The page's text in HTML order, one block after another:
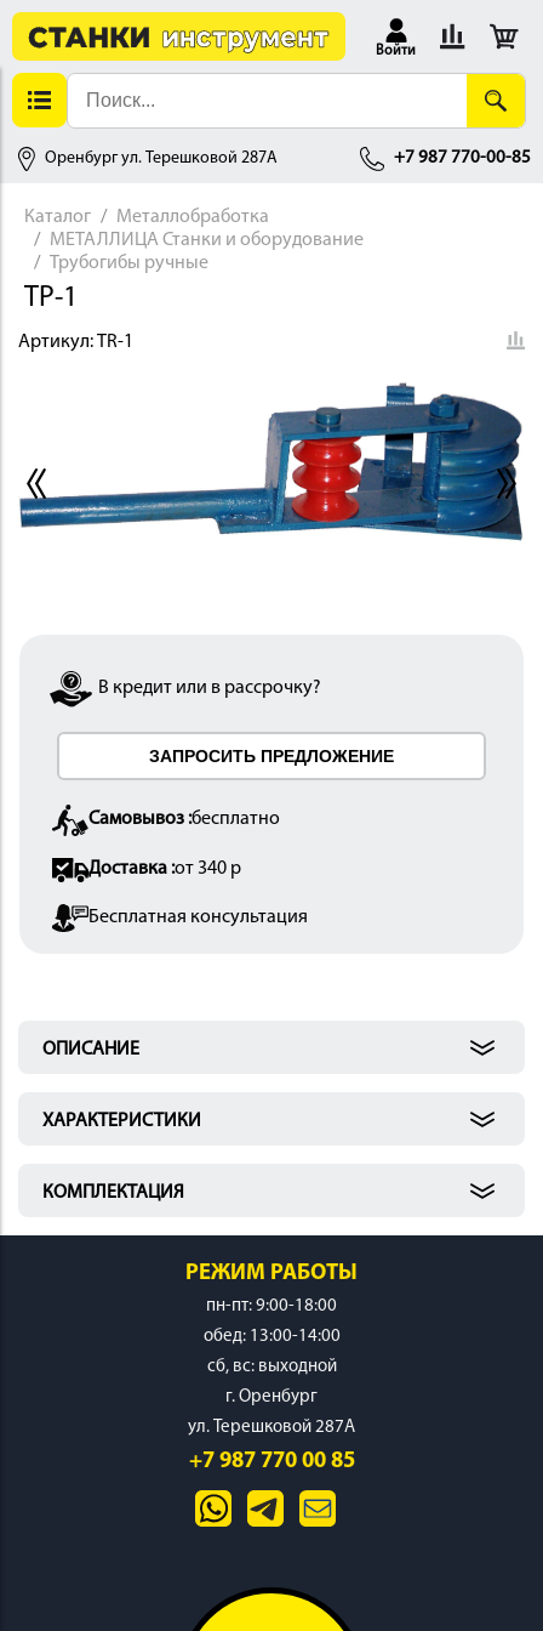
Войти
Оренбург ул. Терешковой 287А +7 987 770-00-85
ДЕРЕВООБРАБОТКА
ИНСТРУМЕНТ
ОСНАСТКА
Каталог
Металлобработка
МЕТАЛЛИЦА Станки и оборудование
Трубогибы ручные
ТР-1
Артикул:TR-1
В кредит или в рассрочку?
ЗАПРОСИТЬ ПРЕДЛОЖЕНИЕ
Самовывоз :бесплатно
Доставка :от 340 р
Бесплатная консультация
ОПИСАНИЕ
ХАРАКТЕРИСТИКИ
КОМПЛЕКТАЦИЯ
РЕЖИМ РАБОТЫ
пн-пт: 9:00-18:00
обед: 13:00-14:00
cб, вс: выходной
г. Оренбург
ул. Терешковой 287А
+7 987 770 00 85